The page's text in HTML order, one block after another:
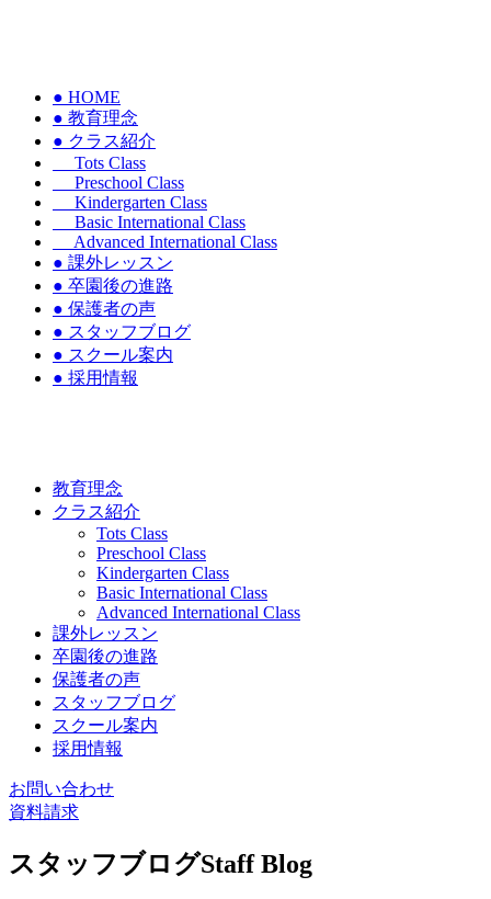
● HOME
● 教育理念
● クラス紹介
Tots Class
Preschool Class
Kindergarten Class
Basic International Class
Advanced International Class
● 課外レッスン
● 卒園後の進路
● 保護者の声
● スタッフブログ
● スクール案内
● 採用情報
教育理念
クラス紹介
Tots Class
Preschool Class
Kindergarten Class
Basic International Class
Advanced International Class
課外レッスン
卒園後の進路
保護者の声
スタッフブログ
スクール案内
採用情報
お問い合わせ
資料請求
スタッフブログStaff Blog